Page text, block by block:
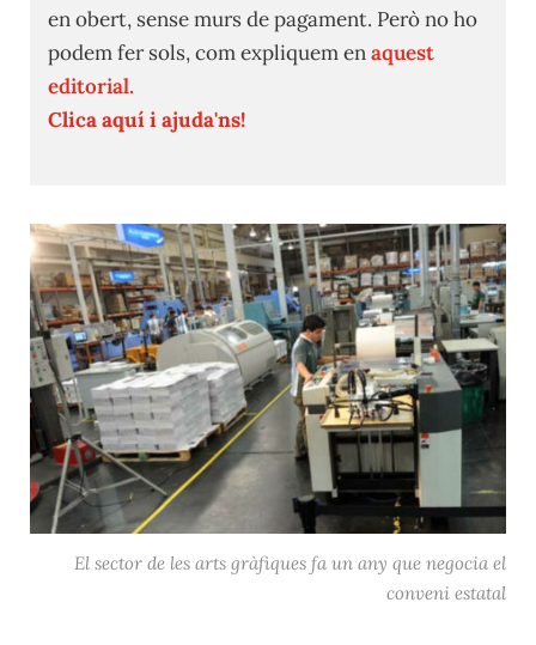
en obert, sense murs de pagament. Però no ho
podem fer sols, com expliquem enaquest
editorial.
Clica aquí i ajuda'ns!
El sector de les arts gràfiques fa un any que negocia el
conveni estatal